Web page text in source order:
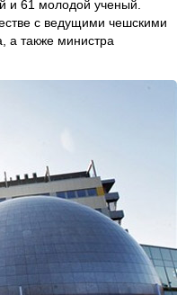
и 61 молодой ученый.
с ведущими чешскими
а также министра